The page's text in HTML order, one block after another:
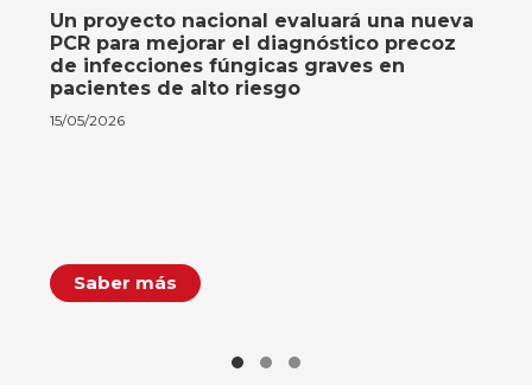
Un proyecto nacional evaluará una nueva
PCR para mejorar el diagnóstico precoz
de infecciones fúngicas graves en
pacientes de alto riesgo
15/05/2026
Saber más